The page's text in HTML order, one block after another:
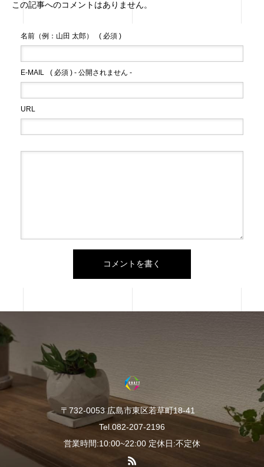
#広島パーソナルジム #
安い #食事指導 #栄養管
この記事へのコメントはありません。
名前（例：山田 太郎） ( 必須 )
E-MAIL ( 必須 ) - 公開されません -
URL
〒732-0053 広島市東区若草町18-41
Tel.082-207-2196
営業時間:10:00~22:00 定休日:不定休